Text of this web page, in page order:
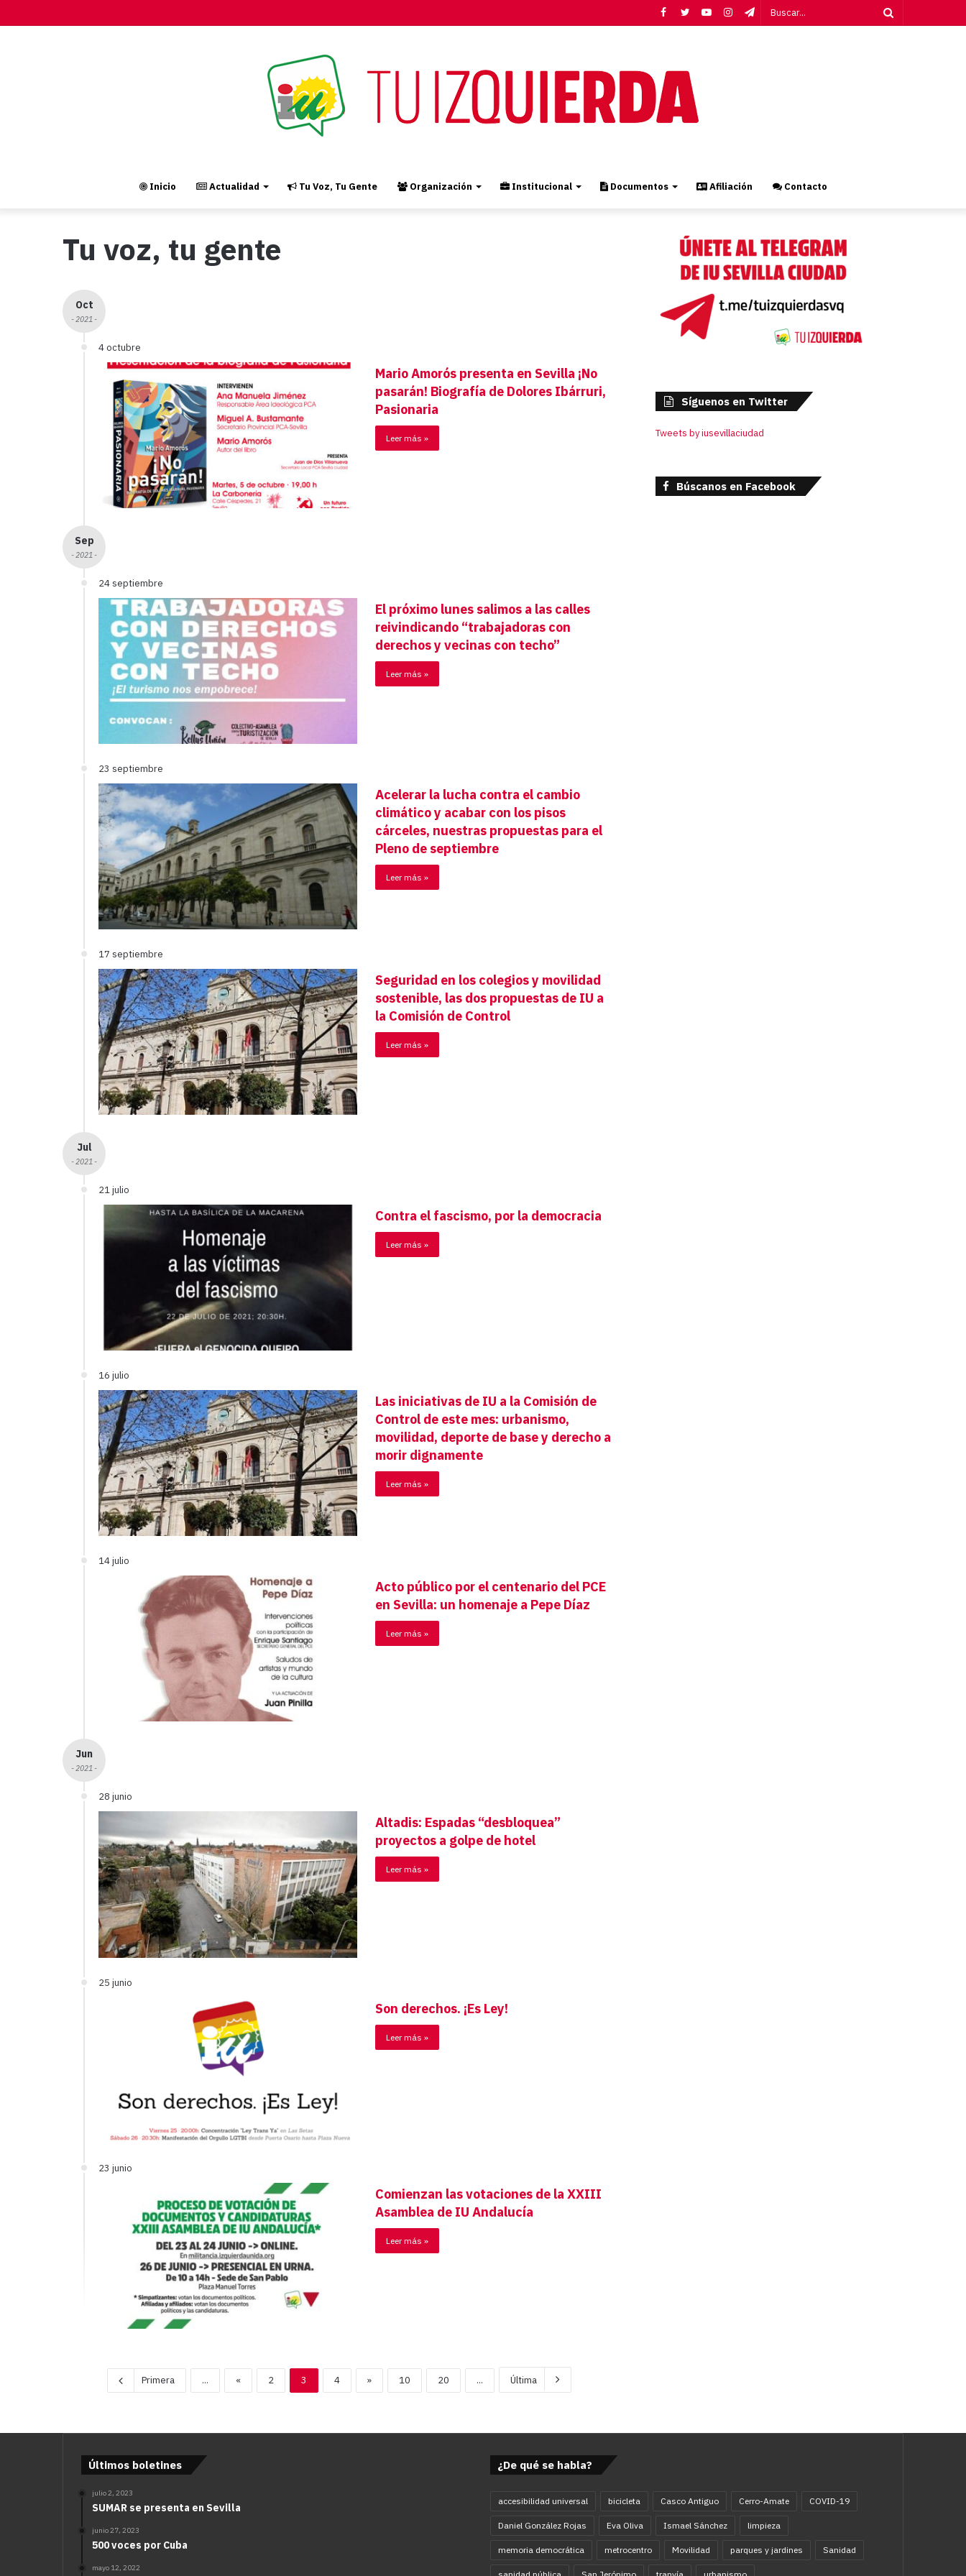
Telegram
Instagram
YouTube
Twitter
Facebook
Inicio Actualidad Tu Voz, Tu Gente Organización Institucional Documentos Afiliación Contacto
Tu voz, tu gente
Oct
- 2021 -
4 octubre
Mario Amorós presenta en Sevilla ¡No
pasarán! Biografía de Dolores Ibárruri,
Pasionaria
Leer más »
Sep
- 2021 -
24 septiembre
El próximo lunes salimos a las calles
reivindicando “trabajadoras con
derechos y vecinas con techo”
Leer más »
23 septiembre
Acelerar la lucha contra el cambio
climático y acabar con los pisos
cárceles, nuestras propuestas para el
Pleno de septiembre
Leer más »
17 septiembre
Seguridad en los colegios y movilidad
sostenible, las dos propuestas de IU a
la Comisión de Control
Leer más »
Jul
- 2021 -
21 julio
Contra el fascismo, por la democracia
Leer más »
16 julio
Las iniciativas de IU a la Comisión de
Control de este mes: urbanismo,
movilidad, deporte de base y derecho a
morir dignamente
Leer más »
14 julio
Acto público por el centenario del PCE
en Sevilla: un homenaje a Pepe Díaz
Leer más »
Jun
- 2021 -
28 junio
Altadis: Espadas “desbloquea”
proyectos a golpe de hotel
Leer más »
25 junio
Son derechos. ¡Es Ley!
Leer más »
23 junio
Comienzan las votaciones de la XXIII
Asamblea de IU Andalucía
Leer más »
Primera ... « 2 3 4 » 10 20 ... Última
Síguenos en Twitter
Tweets by iusevillaciudad
Búscanos en Facebook
Últimos boletines
julio 2, 2023
SUMAR se presenta en Sevilla
junio 27, 2023
500 voces por Cuba
mayo 12, 2022
¿De qué se habla?
accesibilidad universal bicicleta Casco Antiguo Cerro-Amate COVID-19
Daniel González Rojas Eva Oliva Ismael Sánchez limpieza
memoria democrática metrocentro Movilidad parques y jardines Sanidad